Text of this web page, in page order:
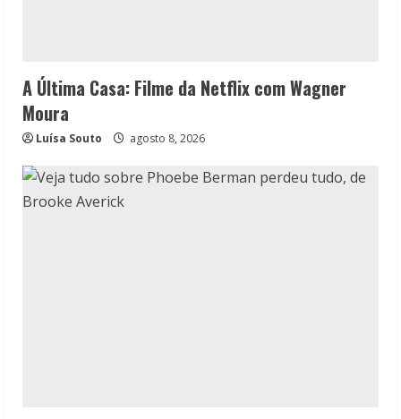
A Última Casa: Filme da Netflix com Wagner
Moura
Luísa Souto agosto 8, 2026